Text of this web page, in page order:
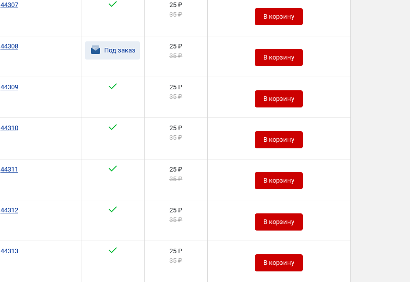
44307
25 ₽
35 ₽
В корзину
44308
Под заказ
25 ₽
35 ₽
В корзину
44309
25 ₽
35 ₽
В корзину
44310
25 ₽
35 ₽
В корзину
44311
25 ₽
35 ₽
В корзину
44312
25 ₽
35 ₽
В корзину
44313
25 ₽
35 ₽
В корзину